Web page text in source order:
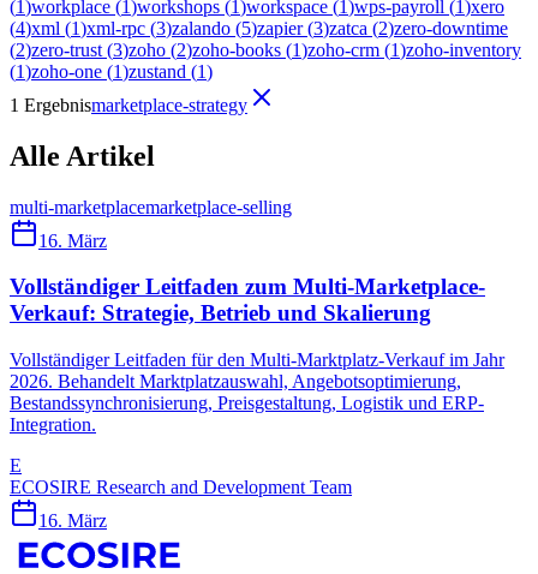
(1)workplace (1)workshops (1)workspace (1)wps-payroll (1)xero
(4)xml (1)xml-rpc (3)zalando (5)zapier(3)zatca (2)zero-downtime
(2)zero-trust (3)zoho (2)zoho-books (1)zoho-crm (1)zoho-inventory
(1)zoho-one (1)zustand (1)
1 Ergebnismarketplace-strategy
Alle Artikel
multi-marketplacemarketplace-selling
16. März
Vollständiger Leitfaden zum Multi-Marketplace-
Verkauf: Strategie, Betrieb und Skalierung
Vollständiger Leitfaden für den Multi-Marktplatz-Verkauf im Jahr
2026. Behandelt Marktplatzauswahl, Angebotsoptimierung,
Bestandssynchronisierung, Preisgestaltung, Logistik und ERP-
Integration.
E
ECOSIRE Research and Development Team
16. März